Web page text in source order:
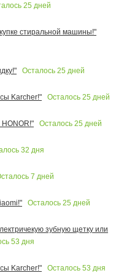
25 дней
стиральной машины!"
Осталось 25 дней
Karcher!"
Осталось 25 дней
Осталось 25 дней
32 дня
7 дней
Осталось 25 дней
зубную щетку или
53 дня
Karcher!"
Осталось 53 дня